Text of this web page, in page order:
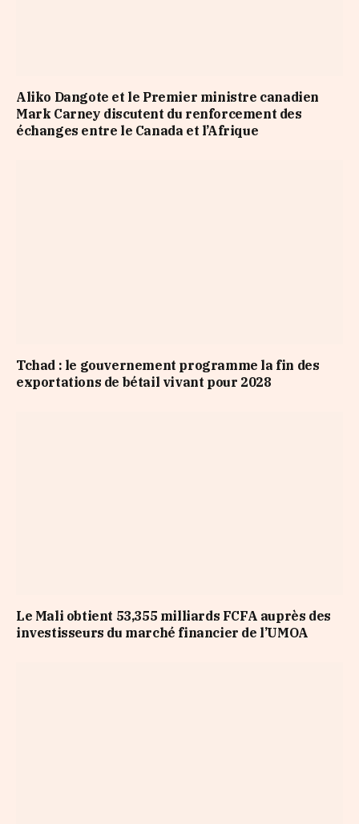
Aliko Dangote et le Premier ministre canadien
Mark Carney discutent du renforcement des
échanges entre le Canada et l’Afrique
Tchad : le gouvernement programme la fin des
exportations de bétail vivant pour 2028
Le Mali obtient 53,355 milliards FCFA auprès des
investisseurs du marché financier de l’UMOA